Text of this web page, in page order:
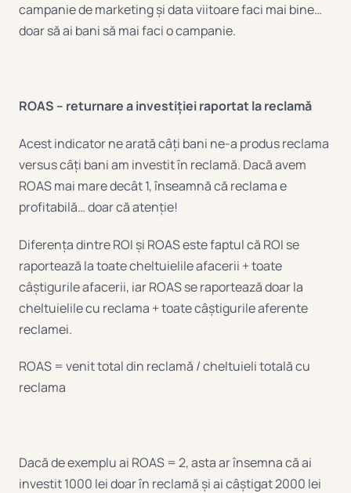
campanie de marketing și data viitoare faci mai bine…
doar să ai bani să mai faci o campanie.
ROAS – returnare a investiției raportat la reclamă
Acest indicator ne arată câți bani ne-a produs reclama
versus câți bani am investit în reclamă. Dacă avem
ROAS mai mare decât 1, înseamnă că reclama e
profitabilă… doar că atenție!
Diferența dintre ROI și ROAS este faptul că ROI se
raportează la toate cheltuielile afacerii + toate
câștigurile afacerii, iar ROAS se raportează doar la
cheltuielile cu reclama + toate câștigurile aferente
reclamei.
ROAS = venit total din reclamă / cheltuieli totală cu
reclama
Dacă de exemplu ai ROAS = 2, asta ar însemna că ai
investit 1000 lei doar în reclamă și ai câștigat 2000 lei